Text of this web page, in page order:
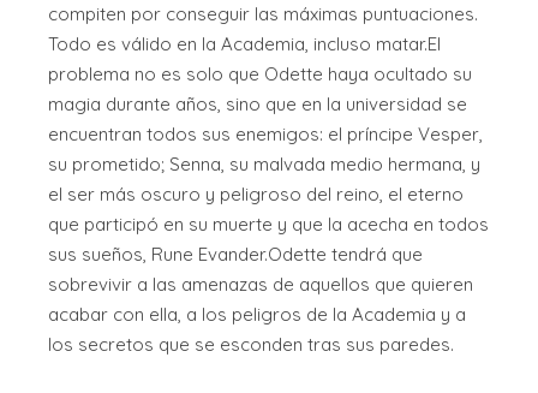
compiten por conseguir las máximas puntuaciones.
Todo es válido en la Academia, incluso matar.El
problema no es solo que Odette haya ocultado su
magia durante años, sino que en la universidad se
encuentran todos sus enemigos: el príncipe Vesper,
su prometido; Senna, su malvada medio hermana, y
el ser más oscuro y peligroso del reino, el eterno
que participó en su muerte y que la acecha en todos
sus sueños, Rune Evander.Odette tendrá que
sobrevivir a las amenazas de aquellos que quieren
acabar con ella, a los peligros de la Academia y a
los secretos que se esconden tras sus paredes.